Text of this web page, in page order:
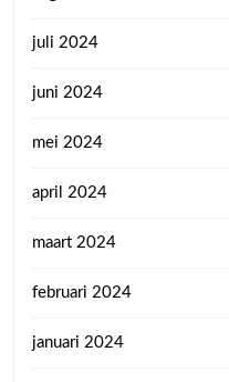
juli 2024
juni 2024
mei 2024
april 2024
maart 2024
februari 2024
januari 2024